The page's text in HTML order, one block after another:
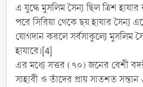
এ যুদ্ধে মুসলিম সৈন্য ছিল ত্রিশ
পরে সিরিয়া থেকে ছয় হাযার সৈন্য
যোগদান করলে সর্বসাকুল্যে মুসলিম
হাযারে।[4]
এর মধ্যে সত্তর (৭০) জনের বেশী
সাহাবী ও তাঁদের প্রায় সাতশত